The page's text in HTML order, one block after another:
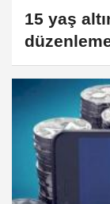
15 yaş
babalık